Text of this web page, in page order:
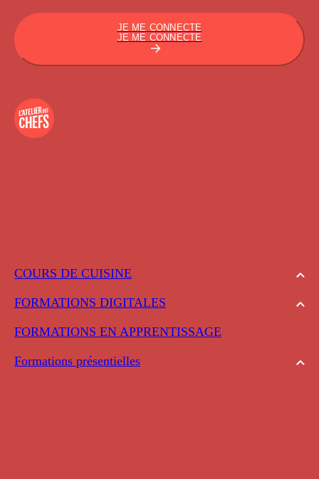
COURS DE CUISINE
FORMATIONS DIGITALES
FORMATIONS EN APPRENTISSAGE
Formations présentielles
JE ME CONNECTE
JE ME CONNECTE